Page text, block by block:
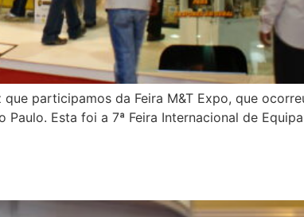
participamos da Feira M&T Expo, que
Esta foi a 7ª Feira Internacional de